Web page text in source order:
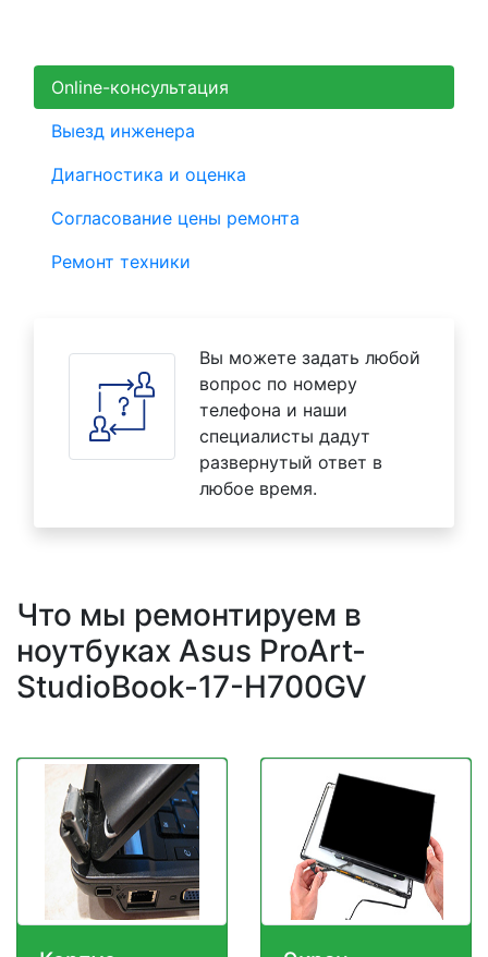
Online-консультация
Выезд инженера
Диагностика и оценка
Согласование цены ремонта
Ремонт техники
Вы можете задать любой
вопрос по номеру
телефона и наши
специалисты дадут
развернутый ответ в
любое время.
Что мы ремонтируем в
ноутбуках Asus ProArt-
StudioBook-17-H700GV